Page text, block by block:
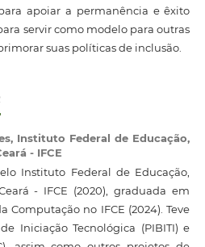
apoiar a permanência e êxito
servir como modelo para outras
suas políticas de inclusão.
Instituto Federal de Educação,
- IFCE
Instituto Federal de Educação,
- IFCE (2020), graduada em
Computação no IFCE (2024). Teve
Iniciação Tecnológica (PIBITI) e